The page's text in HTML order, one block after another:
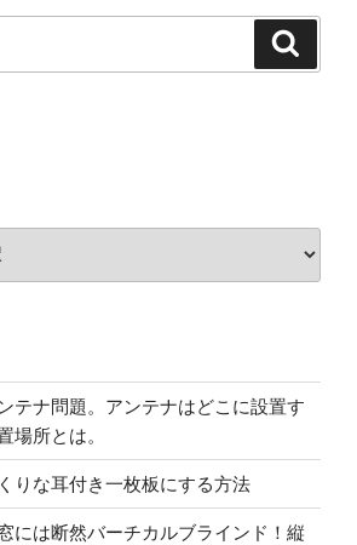
テナ問題。アンテナはどこに設置す
場所とは。
りな耳付き一枚板にする方法
には断然バーチカルブラインド！縦